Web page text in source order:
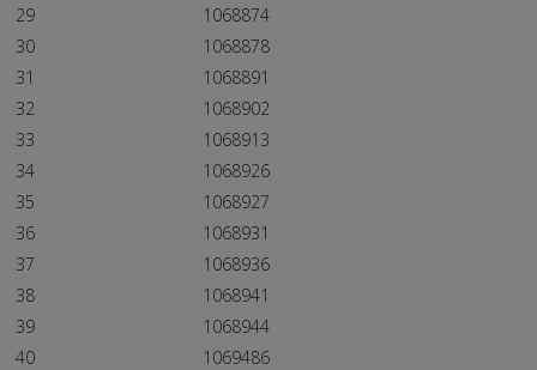
29
1068874
30
1068878
31
1068891
32
1068902
33
1068913
34
1068926
35
1068927
36
1068931
37
1068936
38
1068941
39
1068944
40
1069486